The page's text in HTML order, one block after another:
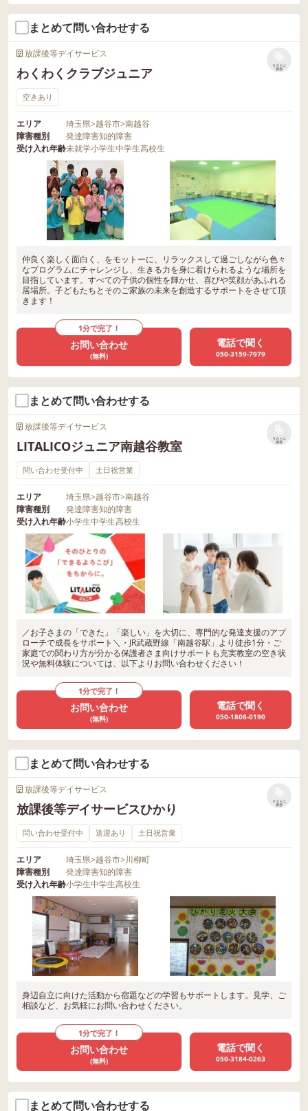
まとめて問い合わせする
放課後等デイサービス
わくわくクラブジュニア
リストに
保存
空きあり
エリア 埼玉県>越谷市>南越谷
障害種別
発達障害知的障害
受け入れ年齢未就学小学生中学生高校生
仲良く楽しく面白く、をモットーに、リラックスして過ごしながら色々
なプログラムにチャレンジし、生きる力を身に着けられるような場所を
目指しています。すべての子供の個性を輝かせ、喜びや笑顔があふれる
居場所。子どもたちとそのご家族の未来を創造するサポートをさせて頂
きます！
1分で完了！
お問い合わせ
(無料)
電話で聞く
050-3159-7979
まとめて問い合わせする
放課後等デイサービス
LITALICOジュニア南越谷教室
リストに
保存
問い合わせ受付中 土日祝営業
エリア 埼玉県>越谷市>南越谷
障害種別
発達障害知的障害
受け入れ年齢小学生中学生高校生
／お子さまの「できた」「楽しい」を大切に、専門的な発達支援のアプ
ローチで成長をサポート＼・JR武蔵野線「南越谷駅」より徒歩1分・ご
家庭での関わり方が分かる保護者さま向けサポートも充実教室の空き状
況や無料体験については、以下よりお問い合わせください！
1分で完了！
お問い合わせ
(無料)
電話で聞く
050-1808-0190
まとめて問い合わせする
放課後等デイサービス
放課後等デイサービスひかり
リストに
保存
問い合わせ受付中 送迎あり 土日祝営業
エリア 埼玉県>越谷市>川柳町
障害種別
発達障害知的障害
受け入れ年齢小学生中学生高校生
身辺自立に向けた活動から宿題などの学習もサポートします。見学、ご
相談など、お気軽にお問い合わせください。
1分で完了！
お問い合わせ
(無料)
電話で聞く
050-3184-0263
まとめて問い合わせする